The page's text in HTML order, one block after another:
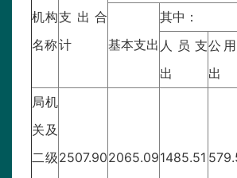
机构
名称
支出合
计
基本支出
其中：
人员支
出
公
出
局机
关及
二级2507.902065.091485.51